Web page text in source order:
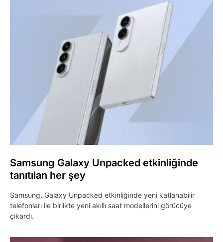
Samsung Galaxy Unpacked etkinliğinde
tanıtılan her şey
Samsung, Galaxy Unpacked etkinliğinde yeni katlanabilir
telefonları ile birlikte yeni akıllı saat modellerini görücüye
çıkardı.